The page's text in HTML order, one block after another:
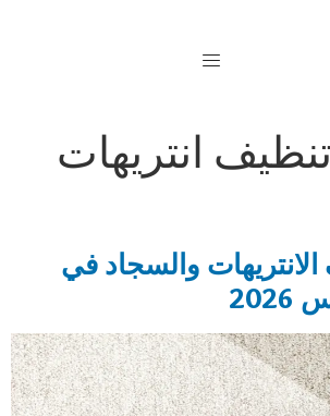
تنظيف انتريهات
والسجاد في